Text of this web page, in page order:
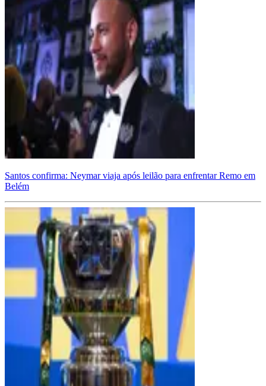
Santos confirma: Neymar viaja após leilão para enfrentar Remo em
Belém